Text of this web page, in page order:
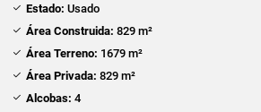
Estado: Usado
Área Construida: 829 m²
Área Terreno: 1679 m²
Área Privada: 829 m²
Alcobas: 4